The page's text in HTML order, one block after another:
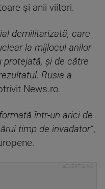
şi anii viitori.
demilitarizată, care
la mijlocul anilor
protejată, şi de către
Rusia a
News.ro.
într-un arici de
timp de invadator”,